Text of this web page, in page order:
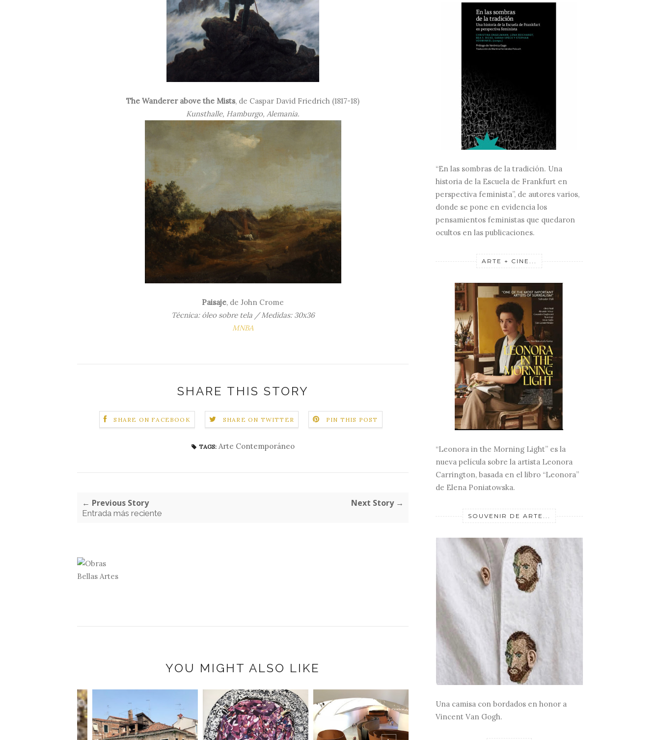
The Wanderer above the Mists, de Caspar David Friedrich (1817-18)
Kunsthalle, Hamburgo, Alemania.
Paisaje, de John Crome
Técnica: óleo sobre tela / Medidas: 30x36
MNBA
SHARE THIS STORY
SHARE ON FACEBOOK SHARE ON TWITTER PIN THIS POST
TAGS: Arte Contemporáneo
← Previous Story
Entrada más reciente
Next Story →
YOU MIGHT ALSO LIKE
“En las sombras de la tradición. Una
historia de la Escuela de Frankfurt en
perspectiva feminista”, de autores varios,
donde se pone en evidencia los
pensamientos feministas que quedaron
ocultos en las publicaciones.
ARTE + CINE...
“Leonora in the Morning Light” es la
nueva película sobre la artista Leonora
Carrington, basada en el libro “Leonora”
de Elena Poniatowska.
SOUVENIR DE ARTE...
Una camisa con bordados en honor a
Vincent Van Gogh.